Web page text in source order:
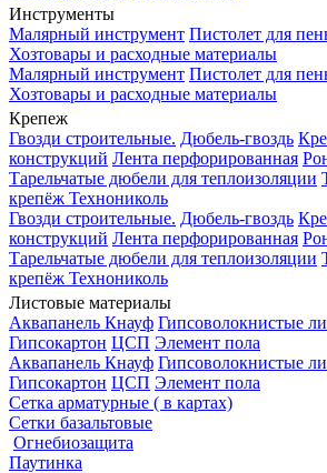
Инструменты
Малярный инструмент Пистолет для
Хозтовары и расходные материалы
Малярный инструмент Пистолет для
Хозтовары и расходные материалы
Крепеж
Гвозди строительные. Дюбель-гвоздь
конструкций Лента перфорированная
Тарельчатые дюбели для теплоизоляции
крепёж Технониколь
Гвозди строительные. Дюбель-гвоздь
конструкций Лента перфорированная
Тарельчатые дюбели для теплоизоляции
крепёж Технониколь
Листовые материалы
Аквапанель Кнауф Гипсоволокнистые
Гипсокартон ЦСП Элемент пола
Аквапанель Кнауф Гипсоволокнистые
Гипсокартон ЦСП Элемент пола
Сетка арматурные ( в картах)
Сетки базальтовые
Огнебиозащита
Паутинка